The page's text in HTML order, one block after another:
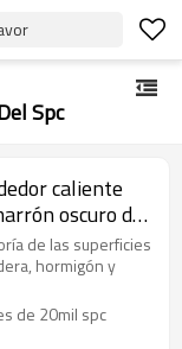
Spc
caliente
oscuro del
rígido spc
de las superficies
hormigón y
de 20mil spc